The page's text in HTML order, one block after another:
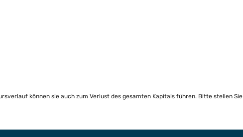
können sie auch zum Verlust des gesamten Kapitals führen. Bitte stellen